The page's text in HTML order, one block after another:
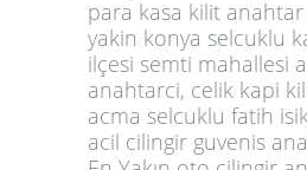
para kasa kilit
yakin konya selcuklu
ilçesi semti mahallesi
anahtarci, celik kapi
acma selcuklu fatih
acil cilingir guvenis